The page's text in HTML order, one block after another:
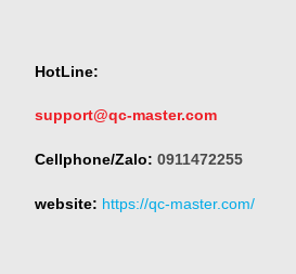
HotLine:
support@qc-master.com
Cellphone/Zalo: 0911472255
website: https://qc-master.com/